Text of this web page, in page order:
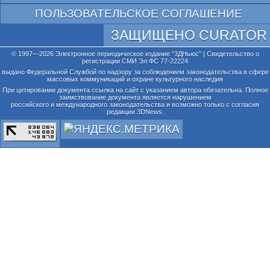
ПОЛЬЗОВАТЕЛЬСКОЕ СОГЛАШЕНИЕ
ЗАЩИЩЕНО CURATOR
© 1997—2026 Электронное периодическое издание "3ДНьюс" | Свидетельство о
регистрации СМИ Эл ФС 77-22224
выдано Федеральной Службой по надзору за соблюдением законодательства в сфере
массовых коммуникаций и охране культурного наследия
При цитировании документа ссылка на сайт с указанием автора обязательна. Полное
заимствование документа является нарушением
российского и международного законодательства и возможно только с согласия
редакции 3DNews.